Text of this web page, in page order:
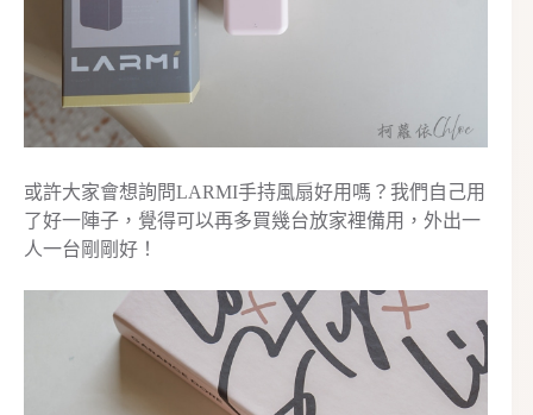
或許大家會想詢問LARMI手持風扇好用嗎？我們自己用
了好一陣子，覺得可以再多買幾台放家裡備用，外出一
人一台剛剛好！